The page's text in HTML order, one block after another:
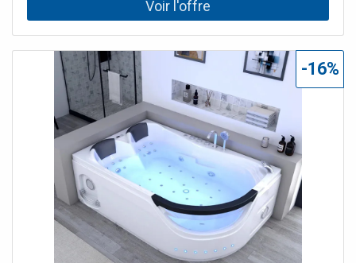
angle avec dossier confort percé, et jets hydromassants.
-16%